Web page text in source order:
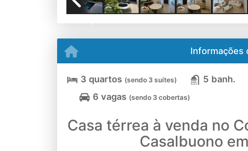
Informações
3 quartos (sendo 3 suítes)
5 banh.
6 vagas (sendo 3 cobertas)
Casa térrea à venda no
Casalbuono